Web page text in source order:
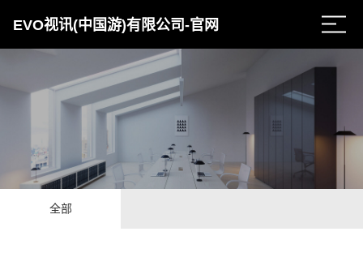
EVO视讯(中国游)有限公司-官网
全部